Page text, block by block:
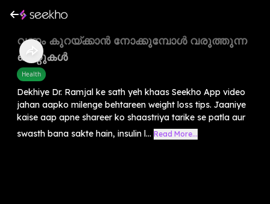
വണ്ണം കുറയ്ക്കാൻ നോക്കുമ്പോൾ വരുത്തുന്ന
തെറ്റുകൾ
Health
Dekhiye Dr. Ramjal ke sath yeh khaas Seekho App video
jahan aapko milenge behtareen weight loss tips. Jaaniye
kaise aap apne shareer ko shaastriya tarike se patla aur
swasth bana sakte hain, insulin l... Read More...